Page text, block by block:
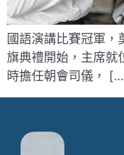
國語演講比賽冠軍，
旗典禮開始，主席就
時擔任朝會司儀，